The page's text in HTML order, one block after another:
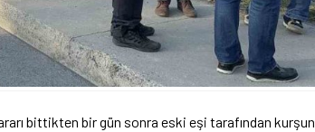
bittikten bir gün sonra eski eşi tarafından kurşun